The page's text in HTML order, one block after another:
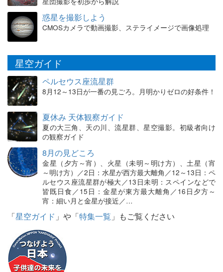
惑星を撮影しよう
CMOSカメラで動画撮影、ステライメージで画像処理
星空ガイド
ペルセウス座流星群
8月12～13日が一番の見ごろ。月明かりゼロの好条件！
夏休み 天体観察ガイド
夏の大三角、天の川、流星群、星空撮影。初級者向け
の観察ガイド
8月の見どころ
金星（夕方～宵）、火星（未明～明け方）、土星（宵
～明け方）／2日：水星が西方最大離角／12～13日：ペ
ルセウス座流星群が極大／13日未明：スペインなどで
皆既日食／15日：金星が東方最大離角／16日夕方～
宵：細い月と金星が接近／…
「星空ガイド 」や「特集一覧 」もご覧ください